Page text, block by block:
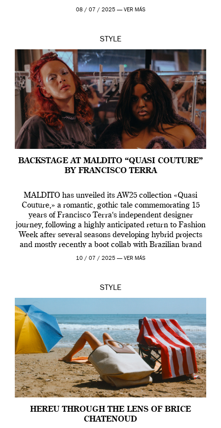
08 / 07 / 2025 — VER MÁS
STYLE
BACKSTAGE AT MALDITO “QUASI COUTURE”
BY FRANCISCO TERRA
MALDITO has unveiled its AW25 collection «Quasi
Couture,» a romantic, gothic tale commemorating 15
years of Francisco Terra‘s independent designer
journey, following a highly anticipated return to Fashion
Week after several seasons developing hybrid projects
and mostly recently a boot collab with Brazilian brand
Melissa. This fashion show is a component of Francisco
10 / 07 / 2025 — VER MÁS
STYLE
HEREU THROUGH THE LENS OF BRICE
CHATENOUD